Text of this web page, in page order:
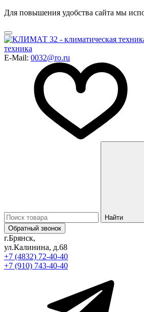
Для повышения удобства сайта мы
техника
E-Mail: 0032@ro.ru
Найти
Обратный звонок
г.Брянск,
ул.Калинина, д.68
+7 (4832) 72-40-40
+7 (910) 743-40-40